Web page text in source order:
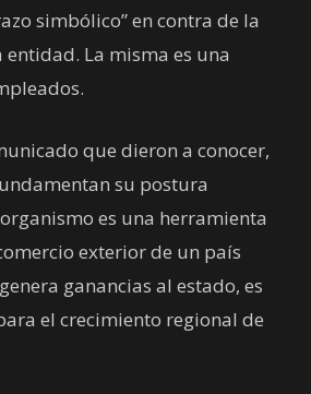
simbólico” en contra de la
La misma es una
que dieron a conocer,
su postura
es una herramienta
exterior de un país
ganancias al estado, es
el crecimiento regional de